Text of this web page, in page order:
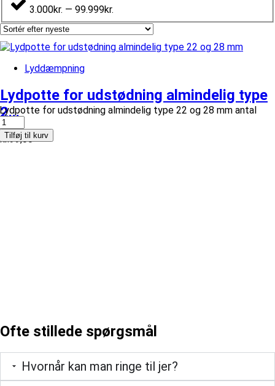
3.000kr. — 99.999kr.
Lyddæmpning
Lydpotte for udstødning almindelig type
2...
kr.99,00
Lydpotte for udstødning almindelig type 22 og 28 mm antal
Tilføj til kurv
Ofte stillede spørgsmål
Hvornår kan man ringe til jer?